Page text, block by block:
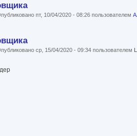
пт, 10/04/2020 - 08:26 пользователем
ср, 15/04/2020 - 09:34 пользователем